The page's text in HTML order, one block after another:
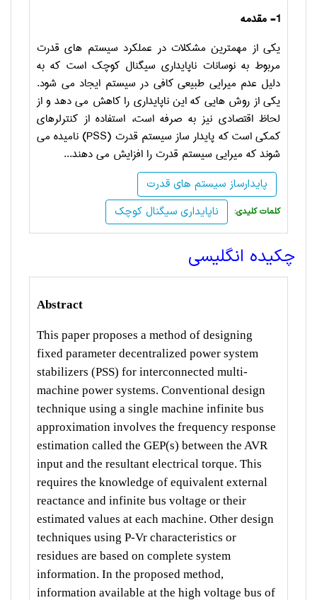
1- مقدمه
یکی از مهمترین مشکلات در عملکرد سیستم های قدرت
مربوط به نوسانات ناپایداری سیگنال کوچک است که به
دلیل عدم میرایی طبیعی کافی در سیستم ایجاد می شود.
یکی از روش هایی که این ناپایداری را کاهش می دهد و از
لحاظ اقتصادی نیز به صرفه است، استفاده از کنترلرهای
کمکی است که پایدار ساز سیستم قدرت (PSS) نامیده می
شوند که میرایی سیستم قدرت را افزایش می دهند...
پایدارساز سیستم های قدرت
ناپایداری سیگنال کوچک
:کلمات کلیدی
چکیده انگلیسی
Abstract
This paper proposes a method of designing
fixed parameter decentralized power system
stabilizers (PSS) for interconnected multi-
machine power systems. Conventional design
technique using a single machine infinite bus
approximation involves the frequency response
estimation called the GEP(s) between the AVR
input and the resultant electrical torque. This
requires the knowledge of equivalent external
reactance and infinite bus voltage or their
estimated values at each machine. Other design
techniques using P-Vr characteristics or
residues are based on complete system
information. In the proposed method,
information available at the high voltage bus of